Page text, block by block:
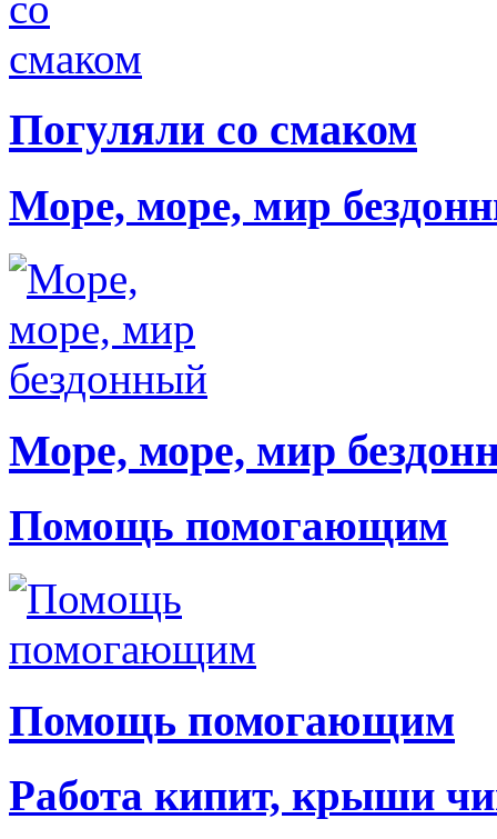
Погуляли со смаком
Море, море, мир
Море, море, мир
Помощь помогающим
Помощь помогающим
Работа кипит, крыши